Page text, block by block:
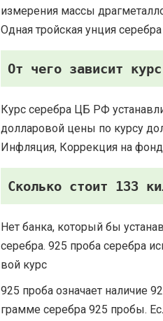
измерения массы
Одная тройская унция
От чего зависит
Курс серебра ЦБ РФ
долларовой цены по курсу
Инфляция, Коррекция на
Сколько стоит 133
Нет банка, который бы
серебра. 925 проба серебра
вой курс
925 проба означает наличие
грамме серебра 925 пробы.